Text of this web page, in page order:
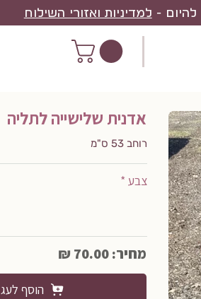
- למדיניות ואזורי השילוח
אדנית שלישייה לתליה
רוחב 53 ס"מ
צבע *
מחיר: 70.00 ₪
הוסף